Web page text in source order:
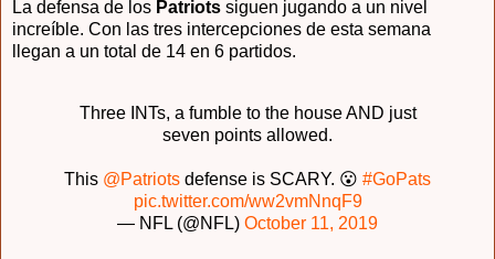
La defensa de los Patriots siguen jugando a un nivel
increíble. Con las tres intercepciones de esta semana
llegan a un total de 14 en 6 partidos.
Three INTs, a fumble to the house AND just
seven points allowed.
This @Patriots defense is SCARY. 😮 #GoPats
pic.twitter.com/ww2vmNnqF9
— NFL (@NFL) October 11, 2019